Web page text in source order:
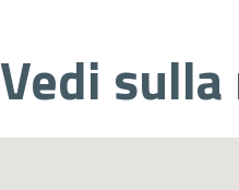
Vedi sulla